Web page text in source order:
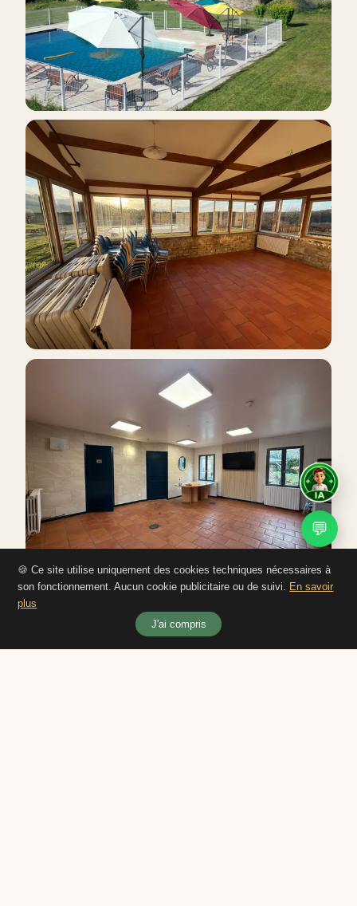
💬
🍪 Ce site utilise uniquement des cookies techniques nécessaires à
son fonctionnement. Aucun cookie publicitaire ou de suivi. En savoir
plus
J'ai compris